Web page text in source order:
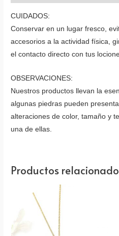
CUIDADOS:
Conservar en un lugar fresco,
accesorios a la actividad física,
el contacto directo con tus
OBSERVACIONES:
Nuestros productos llevan la
algunas piedras pueden
alteraciones de color, tamaño y
una de ellas.
Productos